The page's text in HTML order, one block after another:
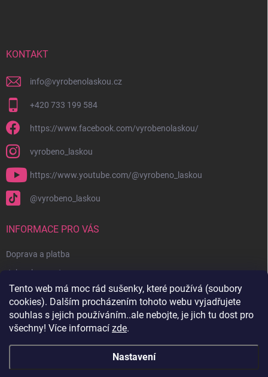
Tento web má moc rád sušenky, které používá (soubory
cookies). Dalším procházením tohoto webu vyjadřujete
souhlas s jejich používáním..ale nebojte, je jich tu dost pro
všechny! Více informací zde.
Nastavení
KONTAKT
info@vyrobenolaskou.cz
+420 733 199 584
https://www.facebook.com/vyrobenolaskou/
vyrobeno_laskou
https://www.youtube.com/@vyrobeno_laskou
@vyrobeno_laskou
INFORMACE PRO VÁS
Doprava a platba
Jak nakupovat
Obchodní podmínky + reklamační řád
Ochrana osobních údajů
Kontakty